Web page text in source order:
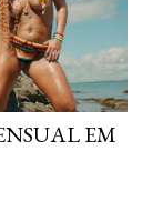
EM